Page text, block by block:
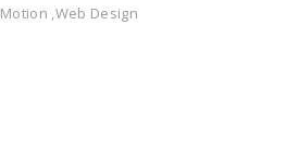
Motion ,Web Design